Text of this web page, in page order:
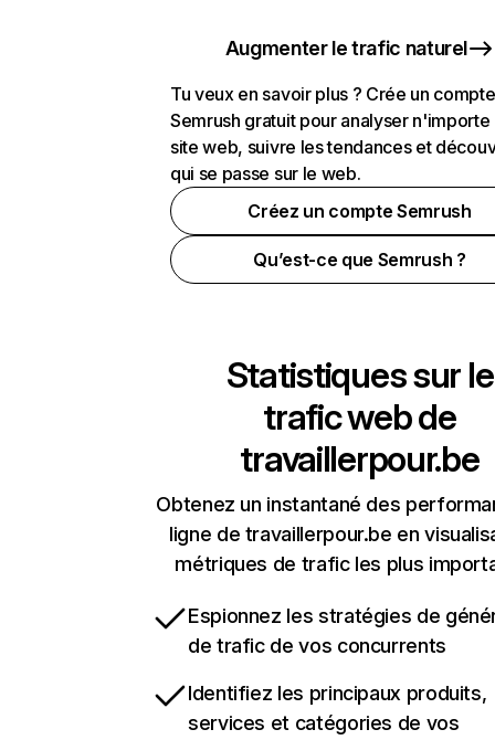
Augmenter le trafic naturel
Tu veux en savoir plus ? Crée un compte
Semrush gratuit pour analyser n'importe
site web, suivre les tendances et
qui se passe sur le web.
Créez un compte Semrush
Qu’est-ce que Semrush ?
Statistiques sur le
trafic web de
travaillerpour.be
Obtenez un instantané des
ligne de travaillerpour.be en
métriques de trafic les plus
Espionnez les stratégies de
de trafic de vos concurrents
Identifiez les principaux produits,
services et catégories de vos